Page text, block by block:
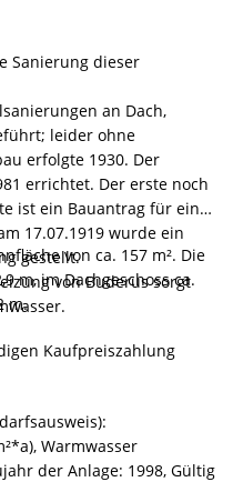
Sanierung dieser
an Dach,
leider ohne
erfolgte 1930. Der
errichtet. Der erste noch
ist ein Bauantrag für eine
17.07.1919 wurde ein
gestellt.
von Buderus sorgt
von ca. 157 m². Die
m, im Dachgeschoss ca.
m.
Kaufpreiszahlung
Warmwasser
der Anlage: 1998, Gültig